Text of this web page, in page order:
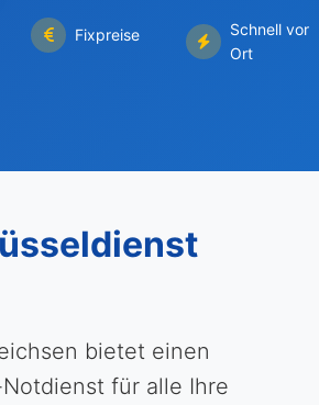
Fixpreise
Schnell vor
Ort
bietet einen
für alle Ihre